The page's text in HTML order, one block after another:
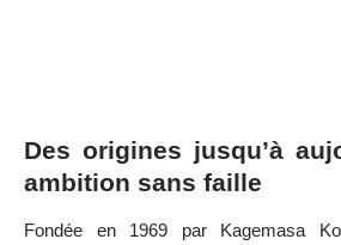
Des origines jusqu’à
ambition sans faille
Fondée en 1969 par Kagemasa